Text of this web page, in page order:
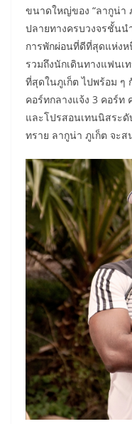
ขนาดใหญ่ของ “ลากูน่า
ปลายทางครบวงจรชั้นน
การพักผ่อนที่ดีที่สุดแห่ง
รวมถึงนักเดินทางแฟน
ที่สุดในภูเก็ต ไปพร้อม ๆ
คอร์ทกลางแจ้ง 3 คอร์
และโปรสอนเทนนิสระ
ทราย ลากูน่า ภูเก็ต จะ